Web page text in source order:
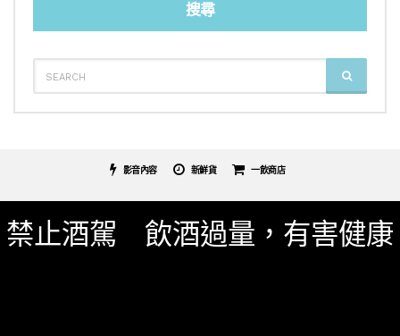
搜尋
SEARCH
FOR:
SEARCH
影音內容 新鮮貨 一飲商店
關於我們 服務條款
禁止酒駕 飲酒過量，有害健康